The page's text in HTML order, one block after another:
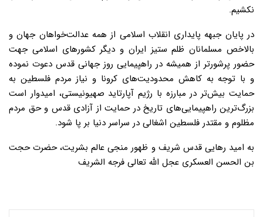
نکشیم.
در پایان جبهه پایداری انقلاب اسلامی از همه عدالت‌خواهان جهان و
بالاخص مسلمانان ظلم ستیز ایران و دیگر کشورهای اسلامی جهت
حضور پرشورتر از همیشه در راهپیمایی روز جهانی قدس دعوت نموده
و با توجه به کاهش محدودیت‌های کرونا و نیاز مردم فلسطین به
حمایت بیش‌تر در مبارزه با رژیم آپارتاید صهیونیستی، امیدوار است
بزرگ‌ترین راهپیمایی‌های تاریخ در حمایت از آزادی قدس و حق مردم
مظلوم و مقتدر فلسطین اشغالی در سراسر دنیا بر پا شود.
به امید رهایی قدس شریف و ظهور منجی عالم بشریت، حضرت حجت
بن الحسن العسکری عجل الله تعالی فرجه الشریف